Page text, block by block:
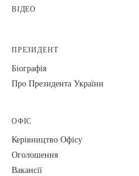
ВІДЕО
ПРЕЗИДЕНТ
Біографія
Про Президента України
ОФІС
Керівництво Офісу
Оголошення
Вакансії